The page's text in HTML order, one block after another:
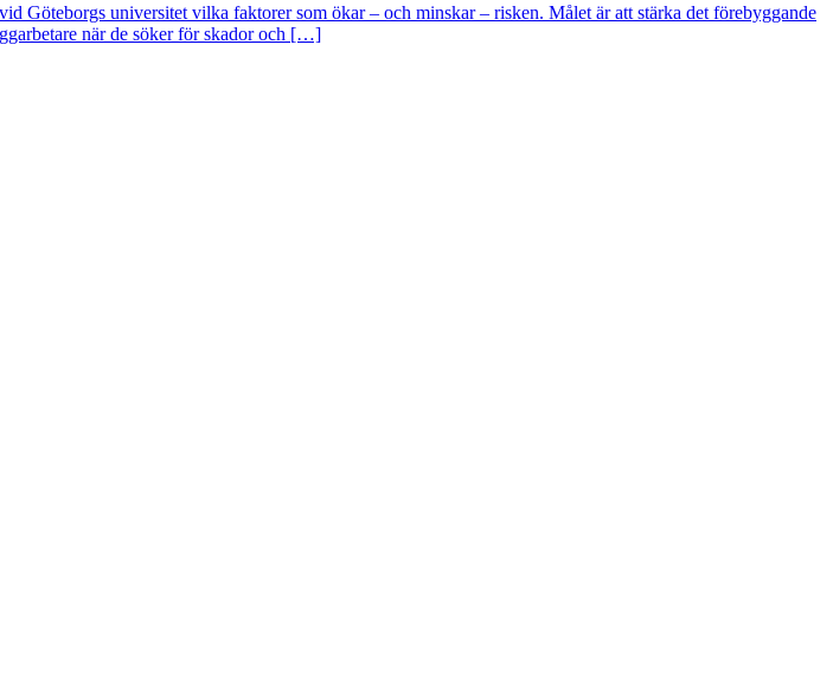
Göteborgs universitet vilka faktorer som ökar – och minskar – risken. Målet är att stärka det förebyggande
när de söker för skador och […]